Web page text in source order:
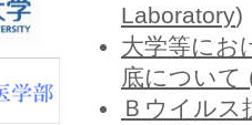
Laboratory)
大学等にお
底について
Ｂウイルス